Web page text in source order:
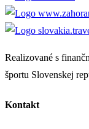
Realizované s
športu Slovenskej
Kontakt